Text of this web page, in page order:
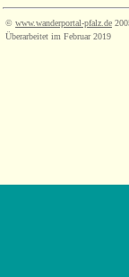
© www.wanderportal-pfalz.de
Überarbeitet im Februar 2019